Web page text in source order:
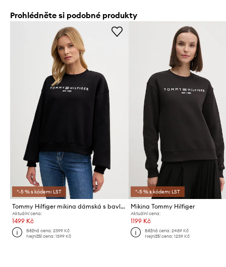
Prohlédněte si podobné produkty
*-5 % s kódem: LST
Tommy Hilfiger mikina dámská s bavlnou
Aktuální cena:
1499 Kč
Běžná cena:2399 Kč
Nejnižší cena:1599 Kč
*-5 % s kódem: LST
Mikina Tommy Hilfiger
Aktuální cena:
1199 Kč
Běžná cena: 2489 Kč
Nejnižší cena: 1239 Kč